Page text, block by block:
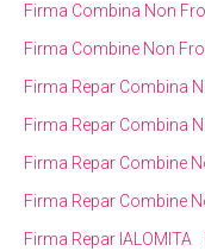
Firma Combina Non
Firma Combine Non
Firma Repar Combina
Firma Repar Combina
Firma Repar Combine
Firma Repar Combine
Firma Repar IALOMITA